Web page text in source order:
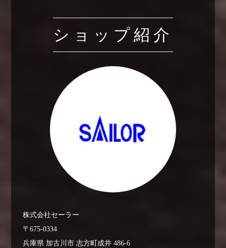
ショップ紹介
株式会社セーラー
〒675-0334
兵庫県 加古川市 志方町成井 486-6